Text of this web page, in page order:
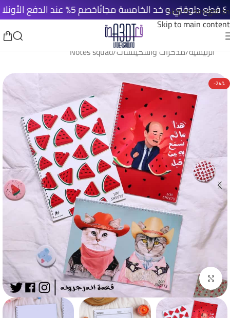
Skip to navigation
Skip to main content
خصم 5% عند الدفع الأونلاين
الرئيسية/مذكرات واسكيتشات/
Notes squad
-24%
Click to enlarge